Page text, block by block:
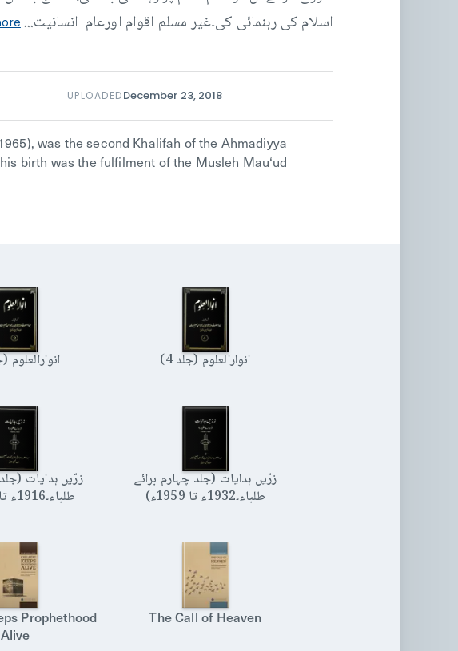
اسلام کی رہنمائی کی۔غیر مسلم اقوام اورعام انسانیت...
UPLOADEDDecember 23, 2018
was the second Khalifah of the Ahmadiyya
birth was the fulfilment of the Musleh Mau‘ud
انوارالعلوم انوارالعلوم (جلد 4)
زرّیں ہدایات
طلباء۔1916ء تا 1931ء)
زرّیں ہدایات (جلد چہارم برائے
طلباء۔1932ء تا 1959ء)
Prophethood
Alive
The Call of Heaven